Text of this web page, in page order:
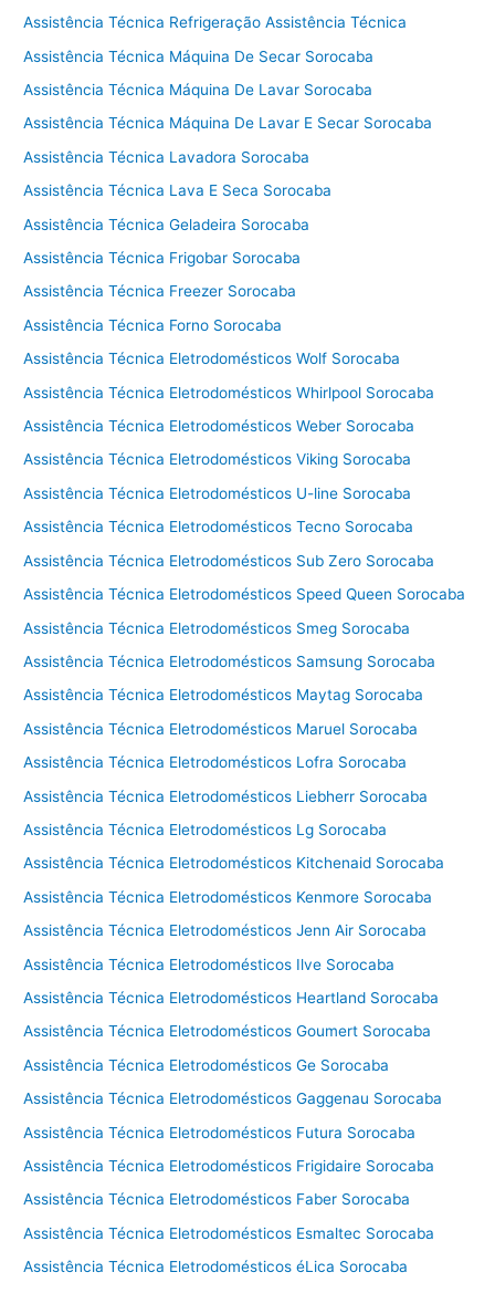
c
a
t
n
i
a
a
d
g
a
Assistência Técnica Refrigeração Assistência Técnica
Assistência Técnica Máquina De Secar Sorocaba
Assistência Técnica Máquina De Lavar Sorocaba
Assistência Técnica Máquina De Lavar E Secar Sorocaba
Assistência Técnica Lavadora Sorocaba
Assistência Técnica Lava E Seca Sorocaba
Assistência Técnica Geladeira Sorocaba
Assistência Técnica Frigobar Sorocaba
Assistência Técnica Freezer Sorocaba
Assistência Técnica Forno Sorocaba
Assistência Técnica Eletrodomésticos Wolf Sorocaba
Assistência Técnica Eletrodomésticos Whirlpool Sorocaba
Assistência Técnica Eletrodomésticos Weber Sorocaba
Assistência Técnica Eletrodomésticos Viking Sorocaba
Assistência Técnica Eletrodomésticos U-line Sorocaba
Assistência Técnica Eletrodomésticos Tecno Sorocaba
Assistência Técnica Eletrodomésticos Sub Zero Sorocaba
Assistência Técnica Eletrodomésticos Speed Queen Sorocaba
Assistência Técnica Eletrodomésticos Smeg Sorocaba
Assistência Técnica Eletrodomésticos Samsung Sorocaba
Assistência Técnica Eletrodomésticos Maytag Sorocaba
Assistência Técnica Eletrodomésticos Maruel Sorocaba
Assistência Técnica Eletrodomésticos Lofra Sorocaba
Assistência Técnica Eletrodomésticos Liebherr Sorocaba
Assistência Técnica Eletrodomésticos Lg Sorocaba
Assistência Técnica Eletrodomésticos Kitchenaid Sorocaba
Assistência Técnica Eletrodomésticos Kenmore Sorocaba
Assistência Técnica Eletrodomésticos Jenn Air Sorocaba
Assistência Técnica Eletrodomésticos Ilve Sorocaba
Assistência Técnica Eletrodomésticos Heartland Sorocaba
Assistência Técnica Eletrodomésticos Goumert Sorocaba
Assistência Técnica Eletrodomésticos Ge Sorocaba
Assistência Técnica Eletrodomésticos Gaggenau Sorocaba
Assistência Técnica Eletrodomésticos Futura Sorocaba
Assistência Técnica Eletrodomésticos Frigidaire Sorocaba
Assistência Técnica Eletrodomésticos Faber Sorocaba
Assistência Técnica Eletrodomésticos Esmaltec Sorocaba
Assistência Técnica Eletrodomésticos éLica Sorocaba